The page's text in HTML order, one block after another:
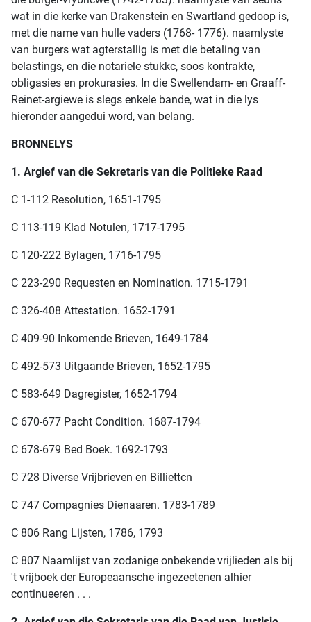
wat in die kerke van Drakenstein en Swartland gedoop is,
met die name van hulle vaders (1768- 1776). naamlyste
van burgers wat agterstallig is met die betaling van
belastings, en die notariele stukkc, soos kontrakte,
obligasies en prokurasies. In die Swellendam- en Graaff-
Reinet-argiewe is slegs enkele bande, wat in die lys
hieronder aangedui word, van belang.
BRONNELYS
1. Argief van die Sekretaris van die Politieke Raad
C 1-112 Resolution, 1651-1795
C 113-119 Klad Notulen, 1717-1795
C 120-222 Bylagen, 1716-1795
C 223-290 Requesten en Nomination. 1715-1791
C 326-408 Attestation. 1652-1791
C 409-90 Inkomende Brieven, 1649-1784
C 492-573 Uitgaande Brieven, 1652-1795
C 583-649 Dagregister, 1652-1794
C 670-677 Pacht Condition. 1687-1794
C 678-679 Bed Boek. 1692-1793
C 728 Diverse Vrijbrieven en Billiettcn
C 747 Compagnies Dienaaren. 1783-1789
C 806 Rang Lijsten, 1786, 1793
C 807 Naamlijst van zodanige onbekende vrijlieden als bij
't vrijboek der Europeaansche ingezeetenen alhier
continueeren . . .